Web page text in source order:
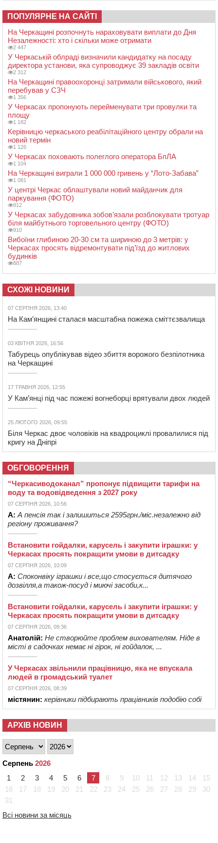
ПОПУЛЯРНЕ НА САЙТІ
На Черкащині розпочнуть нараховувати виплати до Дня
Незалежності: хто і скільки може отримати
2 447
У Черкаській облраді визначили кандидатку на посаду
директора установи, яка супроводжує 39 закладів освіти
2 312
На Черкащині правоохоронці затримали військового, який
перебував у СЗЧ
1 356
У Черкасах пропонують перейменувати три провулки та
площу
1 182
Керівницю черкаського реабілітаційного центру обрали на
новий термін
1 126
У Черкасах поховають полеглого оператора БпЛА
1 104
На Черкащині виграли 1 000 000 гривень у “Лото-Забава”
1 081
У центрі Черкас облаштували новий майданчик для
паркування (ФОТО)
912
У Черкасах забудовника зобов’язали розблокувати тротуар
біля майбутнього торговельного центру (ФОТО)
910
Вибоїни глибиною 20-30 см та шириною до 3 метрів: у
Черкасах просять відремонтувати під’їзд до житлових
будинків
887
СХОЖІ НОВИНИ
07 СЕРПНЯ 2026, 13:40
На Кам’янщині сталася масштабна пожежа сміттєзвалища
03 КВІТНЯ 2026, 16:56
Табурець опублікував відео збиття ворожого безпілотника
на Черкащині
17 ТРАВНЯ 2026, 12:55
У Кам’янці під час пожежі вогнеборці врятували двох людей
25 ЛЮТОГО 2026, 09:55
Біля Черкас двоє чоловіків на квадроциклі провалилися під
кригу на Дніпрі
ОБГОВОРЕННЯ
“Черкасиводоканал” пропонує підвищити тарифи на
воду та водовідведення з 2027 року
07 СЕРПНЯ 2026, 10:56
А: А пенсія так і залишиться 2595грн./міс.незалежно від
регіону проживання?
Встановити гойдалки, карусель і закупити іграшки: у
Черкасах просять покращити умови в дитсадку
07 СЕРПНЯ 2026, 10:09
А: Споконвіку іграшки і все,що стосується дитячого
дозвілля,а також-посуд і миючі засоби,к...
Встановити гойдалки, карусель і закупити іграшки: у
Черкасах просять покращити умови в дитсадку
07 СЕРПНЯ 2026, 09:36
Анатолій: Не створюйте проблем вихователям. Ніде в
місті в садочках немає ні гірок, ні гойдалок, ...
У Черкасах звільнили працівницю, яка не впускала
людей в громадський туалет
07 СЕРПНЯ 2026, 08:39
містянин: керівники підбирають працівників подобію собі
АРХІВ НОВИН
Серпень 2026
1
2 3 4 5 6 7 8 9 10 11 12 13 14
15
16
17 18 19 20 21 22 23 24 25 26 27 28 29
30
31
Всі новини за місяць